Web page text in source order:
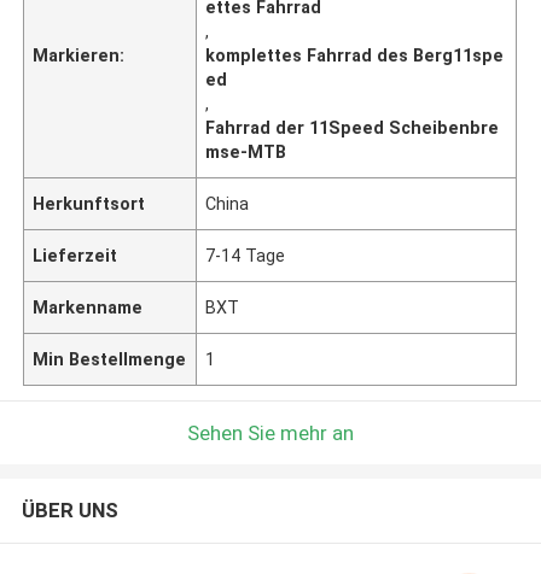
Markieren:
ettes Fahrrad
,
komplettes Fahrrad des Berg11spe
ed
,
Fahrrad der 11Speed Scheibenbre
mse-MTB
Herkunftsort China
Lieferzeit 7-14 Tage
Markenname BXT
Min Bestellmenge 1
Sehen Sie mehr an
ÜBER UNS